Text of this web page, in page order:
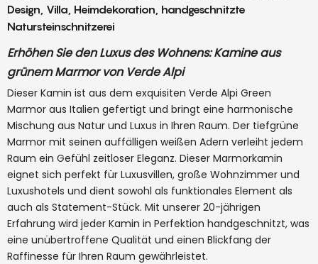
Design, Villa, Heimdekoration, handgeschnitzte
Natursteinschnitzerei
Erhöhen Sie den Luxus des Wohnens: Kamine aus
grünem Marmor von Verde Alpi
Dieser Kamin ist aus dem exquisiten Verde Alpi Green
Marmor aus Italien gefertigt und bringt eine harmonische
Mischung aus Natur und Luxus in Ihren Raum. Der tiefgrüne
Marmor mit seinen auffälligen weißen Adern verleiht jedem
Raum ein Gefühl zeitloser Eleganz. Dieser Marmorkamin
eignet sich perfekt für Luxusvillen, große Wohnzimmer und
Luxushotels und dient sowohl als funktionales Element als
auch als Statement-Stück. Mit unserer 20-jährigen
Erfahrung wird jeder Kamin in Perfektion handgeschnitzt, was
eine unübertroffene Qualität und einen Blickfang der
Raffinesse für Ihren Raum gewährleistet.